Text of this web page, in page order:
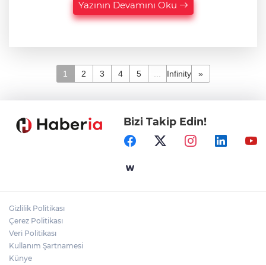
Yazının Devamını Oku
1 2 3 4 5 Infinity »
Bizi Takip Edin!
Gizlilik Politikası
Çerez Politikası
Veri Politikası
Kullanım Şartnamesi
Künye